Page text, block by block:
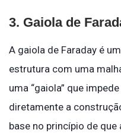
3. Gaiola de
A gaiola de Faraday é
estrutura com uma
uma “gaiola” que
diretamente a
base no princípio de que